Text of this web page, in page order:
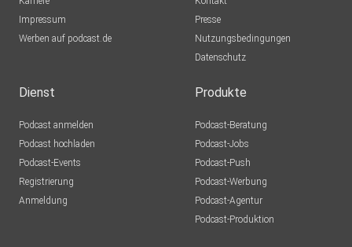
Impressum
Werben auf podcast.de
Presse
Nutzungsbedingungen
Datenschutz
Dienst
Podcast anmelden
Podcast hochladen
Podcast-Events
Registrierung
Anmeldung
Produkte
Podcast-Beratung
Podcast-Jobs
Podcast-Push
Podcast-Werbung
Podcast-Agentur
Podcast-Produktion